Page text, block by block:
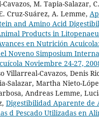
M. Tapia-Salazar,
Cruz-Suárez, A. Lemme,
and Amino Acid
Products in
en Nutrición
Noveno Simposium
Noviembre 24-27,
Villarreal-Cavazos, Denis
Salazar, Martha Nieto-
Andreas Lemme,
Digestibilidad Aparente de
d Pescado Utilizadas en